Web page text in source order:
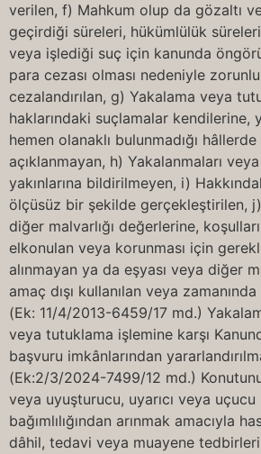
verilen, f) Mahkum olup da gözaltı
geçirdiği süreleri, hükümlülük
veya işlediği suç için kanunda
para cezası olması nedeniyle
cezalandırılan, g) Yakalama veya
haklarındaki suçlamalar kendilerine,
hemen olanaklı bulunmadığı
açıklanmayan, h) Yakalanmaları
yakınlarına bildirilmeyen, i)
ölçüsüz bir şekilde gerçekleştirilen, j)
diğer malvarlığı değerlerine,
elkonulan veya korunması için
alınmayan ya da eşyası veya diğer
amaç dışı kullanılan veya
(Ek: 11/4/2013-6459/17 md.)
veya tutuklama işlemine karşı
başvuru imkânlarından
(Ek:2/3/2024-7499/12 md.)
veya uyuşturucu, uyarıcı veya
bağımlılığından arınmak amacıyla
dâhil, tedavi veya muayene